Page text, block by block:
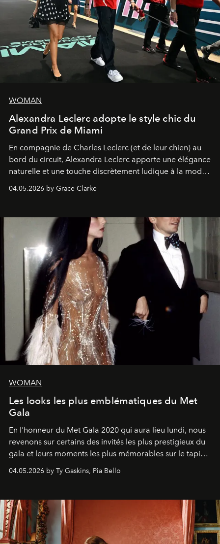
WOMAN
Alexandra Leclerc adopte le style chic du
Grand Prix de Miami
En compagnie de Charles Leclerc (et de leur chien) au
bord du circuit, Alexandra Leclerc apporte une élégance
naturelle et une touche discrètement ludique à la mode
de la Formule 1.
04.05.2026 by Grace Clarke
WOMAN
Les looks les plus emblématiques du Met
Gala
En l'honneur du Met Gala 2020 qui aura lieu lundi, nous
revenons sur certains des invités les plus prestigieux du
gala et leurs moments les plus mémorables sur le tapis
04.05.2026 by Ty Gaskins, Pia Bello